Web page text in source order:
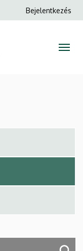
Anonim
Bejelentkezés